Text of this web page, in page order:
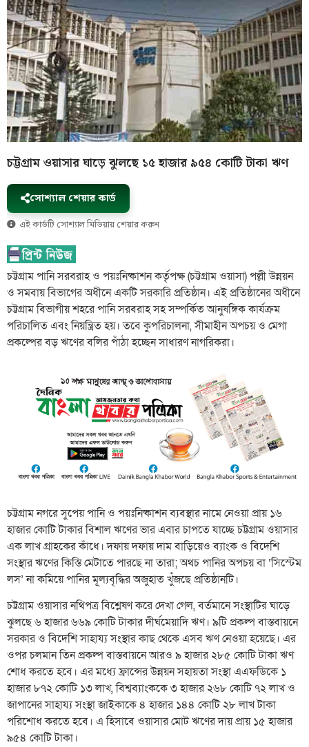
চট্টগ্রাম ওয়াসার ঘাড়ে ঝুলছে ১৫ হাজার ৯৫৪ কোটি টাকা ঋণ
সোশ্যাল শেয়ার কার্ড
এই কার্ডটি সোশ্যাল মিডিয়ায় শেয়ার করুন
চট্টগ্রাম পানি সরবরাহ ও পয়ঃনিষ্কাশন কর্তৃপক্ষ (চট্টগ্রাম ওয়াসা) পল্লী উন্নয়ন
ও সমবায় বিভাগের অধীনে একটি সরকারি প্রতিষ্ঠান। এই প্রতিষ্ঠানের অধীনে
চট্টগ্রাম বিভাগীয় শহরে পানি সরবরাহ সহ সম্পর্কিত আনুষঙ্গিক কার্যক্রম
পরিচালিত এবং নিয়ন্ত্রিত হয়। তবে কুপরিচালনা, সীমাহীন অপচয় ও মেগা
প্রকল্পের বড় ঋণের বলির পাঁঠা হচ্ছেন সাধারণ নাগরিকরা।
চট্টগ্রাম নগরে সুপেয় পানি ও পয়ঃনিষ্কাশন ব্যবস্থার নামে নেওয়া প্রায় ১৬
হাজার কোটি টাকার বিশাল ঋণের ভার এবার চাপতে যাচ্ছে চট্টগ্রাম ওয়াসার
এক লাখ গ্রাহকের কাঁধে। দফায় দফায় দাম বাড়িয়েও ব্যাংক ও বিদেশি
সংস্থার ঋণের কিস্তি মেটাতে পারছে না তারা; অথচ পানির অপচয় বা ‘সিস্টেম
লস’ না কমিয়ে পানির মূল্যবৃদ্ধির অজুহাত খুঁজছে প্রতিষ্ঠানটি।
চট্টগ্রাম ওয়াসার নথিপত্র বিশ্লেষণ করে দেখা গেল, বর্তমানে সংস্থাটির ঘাড়ে
ঝুলছে ৬ হাজার ৬৬৯ কোটি টাকার দীর্ঘমেয়াদি ঋণ। ৯টি প্রকল্প বাস্তবায়নে
সরকার ও বিদেশি সাহায্য সংস্থার কাছ থেকে এসব ঋণ নেওয়া হয়েছে। এর
ওপর চলমান তিন প্রকল্প বাস্তবায়নে আরও ৯ হাজার ২৮৫ কোটি টাকা ঋণ
শোধ করতে হবে। এর মধ্যে ফ্রান্সের উন্নয়ন সহায়তা সংস্থা এএফডিকে ১
হাজার ৮৭২ কোটি ১৩ লাখ, বিশ্বব্যাংককে ৩ হাজার ২৬৮ কোটি ৭২ লাখ ও
জাপানের সাহায্য সংস্থা জাইকাকে ৪ হাজার ১৪৪ কোটি ২৮ লাখ টাকা
পরিশোধ করতে হবে। এ হিসাবে ওয়াসার মোট ঋণের দায় প্রায় ১৫ হাজার
৯৫৪ কোটি টাকা।